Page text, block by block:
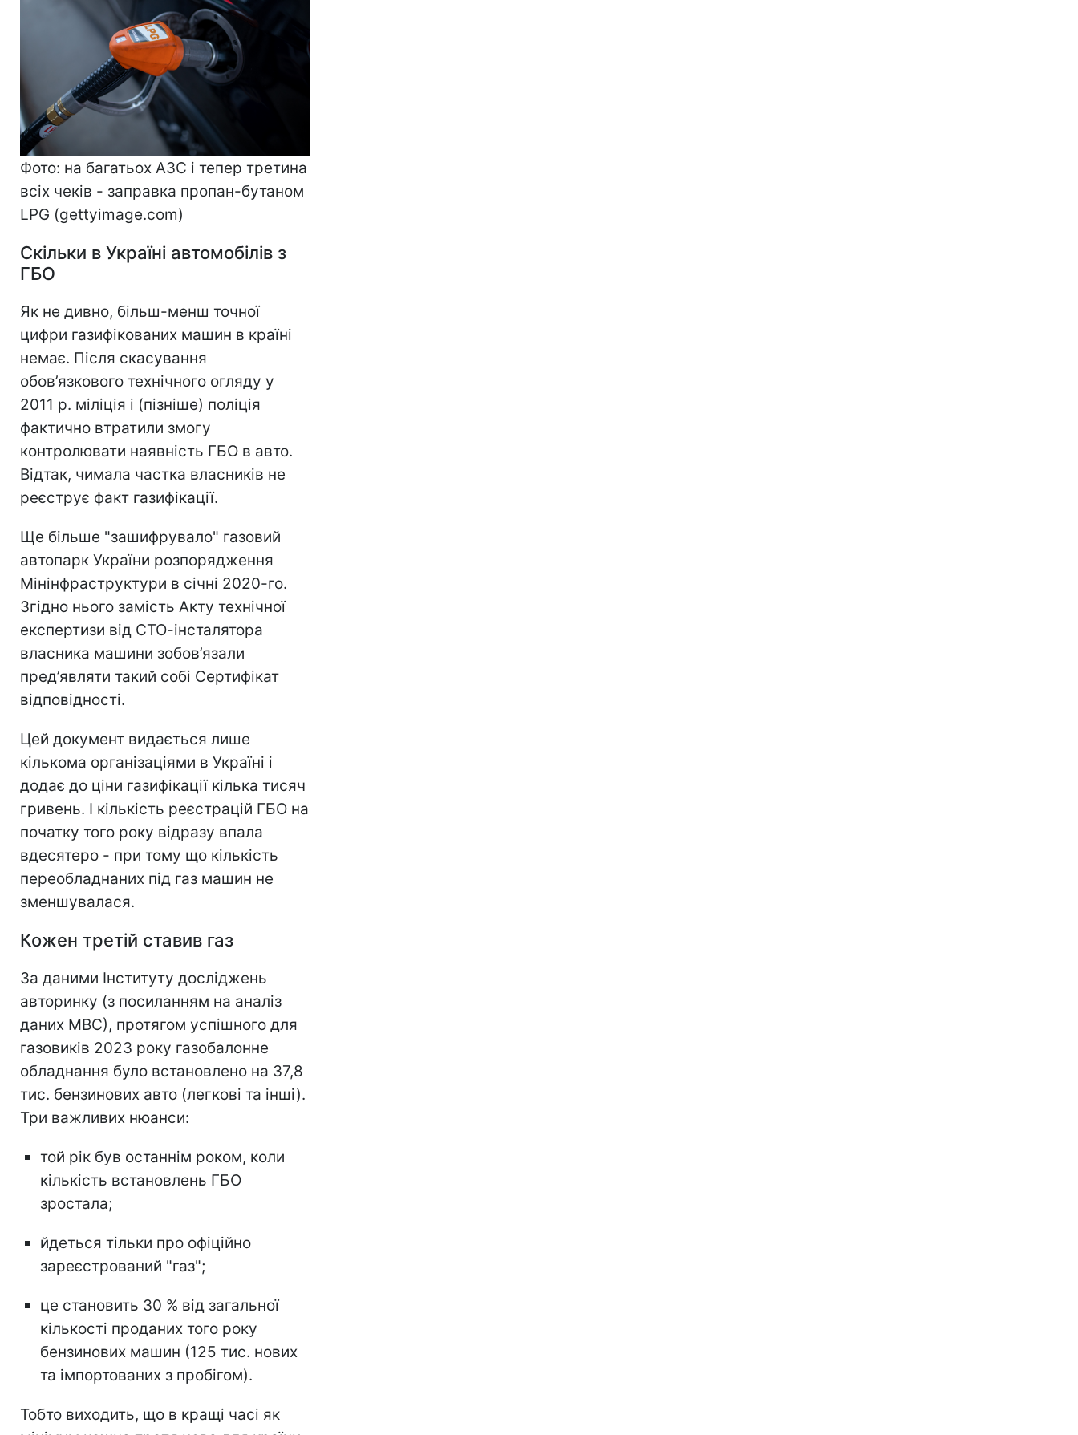
Фото: на багатьох АЗС і тепер третина
всіх чеків - заправка пропан-бутаном
LPG (gettyimage.com)
Скільки в Україні автомобілів з
ГБО
Як не дивно, більш-менш точної
цифри газифікованих машин в країні
немає. Після скасування
обов’язкового технічного огляду у
2011 р. міліція і (пізніше) поліція
фактично втратили змогу
контролювати наявність ГБО в авто.
Відтак, чимала частка власників не
реєструє факт газифікації.
Ще більше "зашифрувало" газовий
автопарк України розпорядження
Мінінфраструктури в січні 2020-го.
Згідно нього замість Акту технічної
експертизи від СТО-інсталятора
власника машини зобов’язали
пред’являти такий собі Сертифікат
відповідності.
Цей документ видається лише
кількома організаціями в Україні і
додає до ціни газифікації кілька тисяч
гривень. І кількість реєстрацій ГБО на
початку того року відразу впала
вдесятеро - при тому що кількість
переобладнаних під газ машин не
зменшувалася.
Кожен третій ставив газ
За даними Інституту досліджень
авторинку (з посиланням на аналіз
даних МВС), протягом успішного для
газовиків 2023 року газобалонне
обладнання було встановлено на 37,8
тис. бензинових авто (легкові та інші).
Три важливих нюанси:
той рік був останнім роком, коли
кількість встановлень ГБО
зростала;
йдеться тільки про офіційно
зареєстрований "газ";
це становить 30 % від загальної
кількості проданих того року
бензинових машин (125 тис. нових
та імпортованих з пробігом).
Тобто виходить, що в кращі часі як